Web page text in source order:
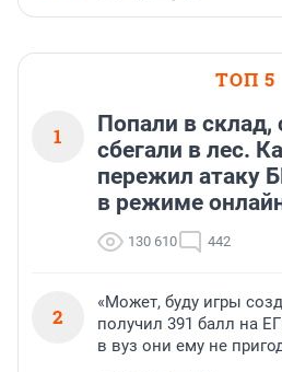
ТОП 5
1
Попали в склад,
сбегали в лес.
пережил атаку
в режиме
130 610 442
2
«Может, буду игры
получил 391 балл на
в вуз они ему не